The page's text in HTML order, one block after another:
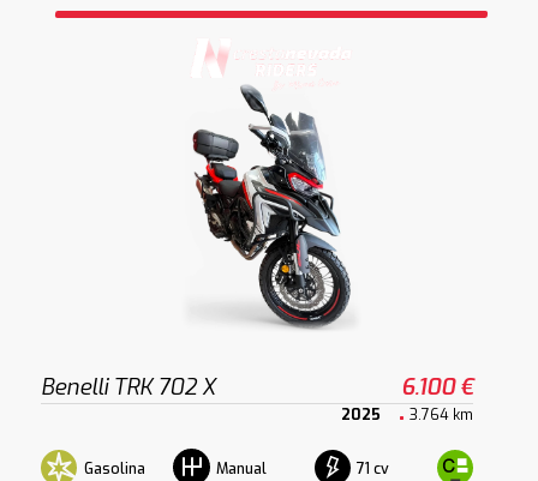
Benelli TRK 702 X 6.100 €
2025 3.764 km
Gasolina Manual 71 cv